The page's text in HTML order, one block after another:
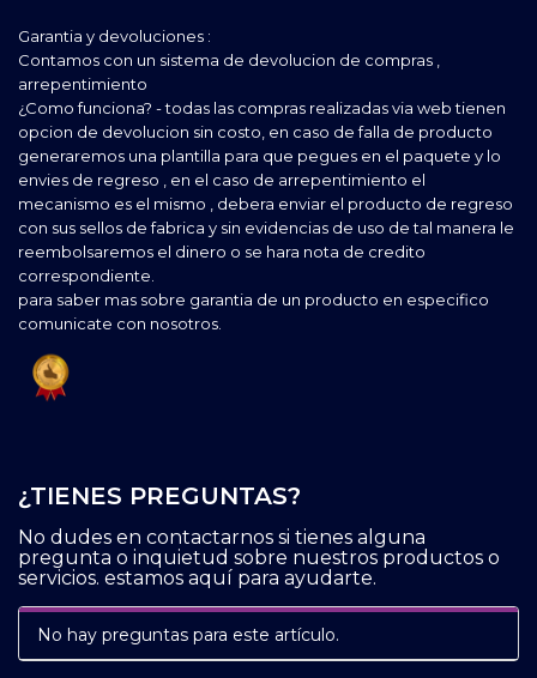
Garantia y devoluciones :
Contamos con un sistema de devolucion de compras ,
arrepentimiento
¿Como funciona? - todas las compras realizadas via web tienen
opcion de devolucion sin costo, en caso de falla de producto
generaremos una plantilla para que pegues en el paquete y lo
envies de regreso , en el caso de arrepentimiento el
mecanismo es el mismo , debera enviar el producto de regreso
con sus sellos de fabrica y sin evidencias de uso de tal manera le
reembolsaremos el dinero o se hara nota de credito
correspondiente.
para saber mas sobre garantia de un producto en especifico
comunicate con nosotros.
¿TIENES PREGUNTAS?
No dudes en contactarnos si tienes alguna
pregunta o inquietud sobre nuestros productos o
servicios. estamos aquí para ayudarte.
No hay preguntas para este artículo.